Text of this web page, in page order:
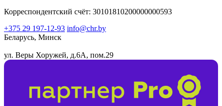
Корреспондентский счёт: 30101810200000000593
+375 29 197-12-93 info@chr.by
Беларусь, Минск
ул. Веры Хоружей, д.6А, пом.29